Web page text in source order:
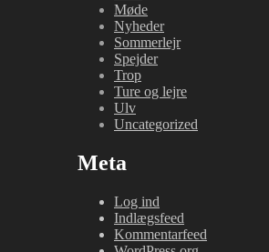
Møde
Nyheder
Sommerlejr
Spejder
Trop
Ture og lejre
Ulv
Uncategorized
Meta
Log ind
Indlægsfeed
Kommentarfeed